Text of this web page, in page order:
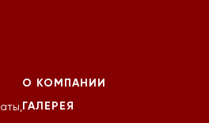
О КОМПАНИИ
ГАЛЕРЕЯ